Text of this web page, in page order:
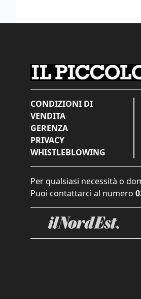
CONDIZIONI DI
VENDITA
GERENZA
PRIVACY
WHISTLEBLOWING
Per qualsiasi necessità o
Puoi contattarci al numero